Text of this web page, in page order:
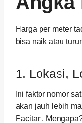
Harga per meter
bisa naik atau
1. Lokasi,
Ini faktor nomor
akan jauh lebih
Pacitan.